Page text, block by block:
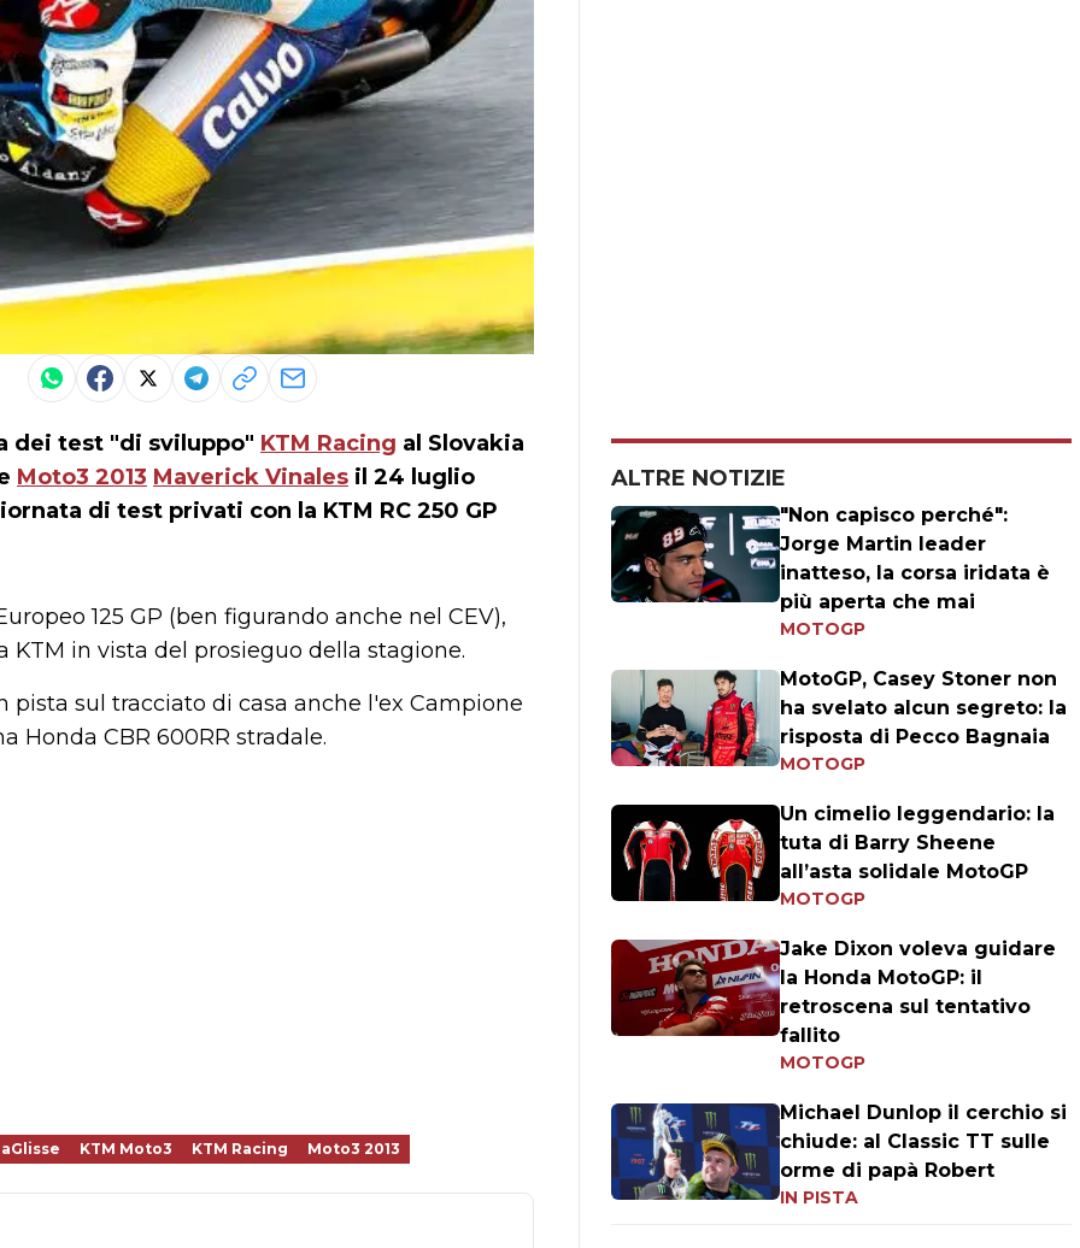
dei test "di sviluppo" KTM Racing al Slovakia
Moto3 2013 Maverick Vinales il 24 luglio
di test privati con la KTM RC 250 GP
125 GP (ben figurando anche nel CEV),
in vista del prosieguo della stagione.
pista sul tracciato di casa anche l'ex Campione
Honda CBR 600RR stradale.
KTM Moto3 KTM Racing Moto3 2013
ALTRE NOTIZIE
"Non capisco perché":
Jorge Martin leader
inatteso, la corsa iridata è
più aperta che mai
MOTOGP
MotoGP, Casey Stoner non
ha svelato alcun segreto: la
risposta di Pecco Bagnaia
MOTOGP
Un cimelio leggendario: la
tuta di Barry Sheene
all’asta solidale MotoGP
MOTOGP
Jake Dixon voleva guidare
la Honda MotoGP: il
retroscena sul tentativo
fallito
MOTOGP
Michael Dunlop il cerchio si
chiude: al Classic TT sulle
orme di papà Robert
IN PISTA